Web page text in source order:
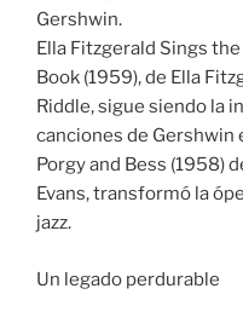
Gershwin.
Ella Fitzgerald Sings
Book (1959), de Ella
Riddle, sigue siendo la
canciones de Gershwin
Porgy and Bess (1958)
Evans, transformó la
jazz.
Un legado perdurable